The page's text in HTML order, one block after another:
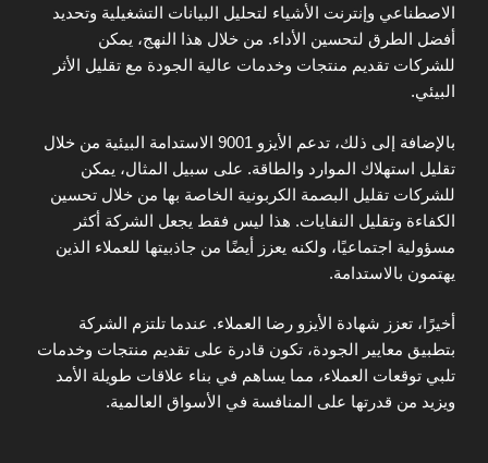
الاصطناعي وإنترنت الأشياء لتحليل البيانات التشغيلية وتحديد
أفضل الطرق لتحسين الأداء. من خلال هذا النهج، يمكن
للشركات تقديم منتجات وخدمات عالية الجودة مع تقليل الأثر
البيئي.
بالإضافة إلى ذلك، تدعم الأيزو 9001 الاستدامة البيئية من خلال
تقليل استهلاك الموارد والطاقة. على سبيل المثال، يمكن
للشركات تقليل البصمة الكربونية الخاصة بها من خلال تحسين
الكفاءة وتقليل النفايات. هذا ليس فقط يجعل الشركة أكثر
مسؤولية اجتماعيًا، ولكنه يعزز أيضًا من جاذبيتها للعملاء الذين
يهتمون بالاستدامة.
أخيرًا، تعزز شهادة الأيزو رضا العملاء. عندما تلتزم الشركة
بتطبيق معايير الجودة، تكون قادرة على تقديم منتجات وخدمات
تلبي توقعات العملاء، مما يساهم في بناء علاقات طويلة الأمد
ويزيد من قدرتها على المنافسة في الأسواق العالمية.